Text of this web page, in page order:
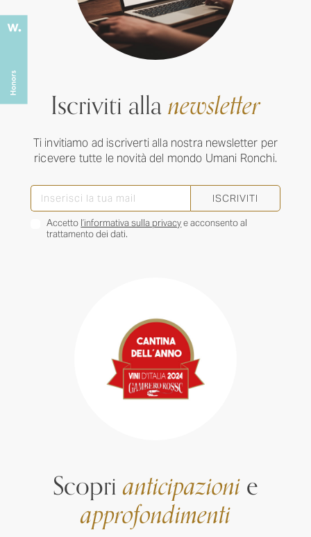
Iscriviti allanewsletter
Ti invitiamo ad iscriverti alla nostra newsletter per
ricevere tutte le novità del mondo Umani Ronchi.
ISCRIVITI
Accetto l’informativa sulla privacye acconsento al
trattamento dei dati.
Scoprianticipazionie
approfondimenti